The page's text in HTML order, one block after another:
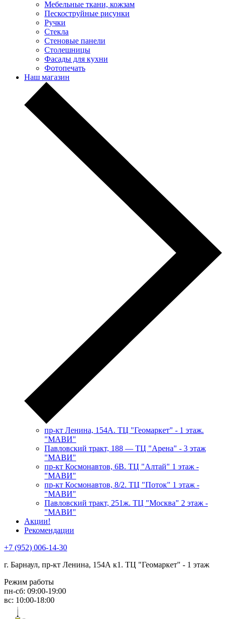
Мебельные ткани, кожзам
Пескоструйные рисунки
Ручки
Стекла
Стеновые панели
Столешницы
Фасады для кухни
Фотопечать
Наш магазин
пр-кт Ленина, 154А. ТЦ "Геомаркет" - 1 этаж.
"МАВИ"
​Павловский тракт, 188 — ТЦ "Арена" - 3 этаж
"МАВИ"
пр-кт Космонавтов, 6В. ТЦ "Алтай" 1 этаж -
"МАВИ"
пр-кт Космонавтов, 8/2. ТЦ "Поток" 1 этаж -
"МАВИ"
Павловский тракт, 251ж. ТЦ "Москва" 2 этаж -
"МАВИ"
Акции!
Рекомендации
+7 (952) 006-14-30
г. Барнаул, пр-кт Ленина, 154А к1. ТЦ "Геомаркет" - 1 этаж
Режим работы
пн-сб: 09:00-19:00
вс: 10:00-18:00